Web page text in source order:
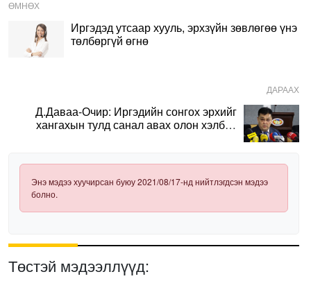
ӨМНӨХ
Иргэдэд утсаар хууль, эрхзүйн зөвлөгөө үнэ
төлбөргүй өгнө
ДАРААХ
Д.Даваа-Очир: Иргэдийн сонгох эрхийг
хангахын тулд санал авах олон хэлбэр
Энэ мэдээ хуучирсан буюу 2021/08/17-нд нийтлэгдсэн мэдээ
болно.
Төстэй мэдээллүүд: